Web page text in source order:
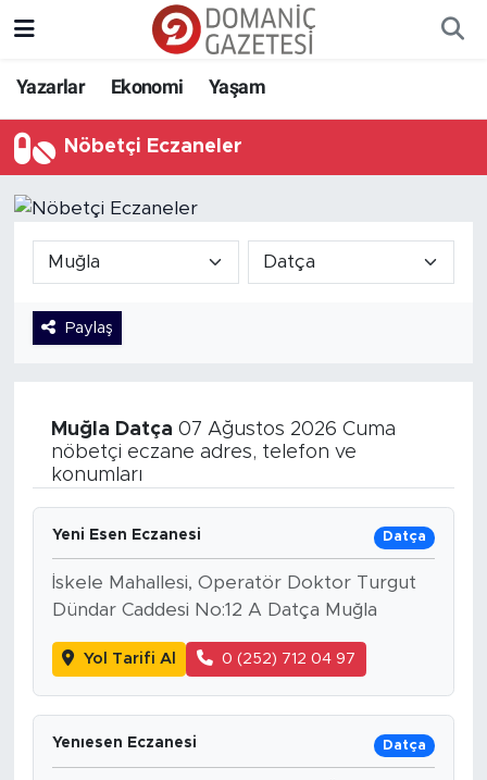
Yazarlar Ekonomi Yaşam
Nöbetçi Eczaneler
Paylaş
Muğla Datça 07 Ağustos 2026 Cuma
nöbetçi eczane adres, telefon ve
konumları
Yeni Esen Eczanesi Datça
İskele Mahallesi, Operatör Doktor Turgut
Dündar Caddesi No:12 A Datça Muğla
Yol Tarifi Al 0 (252) 712 04 97
Yenıesen Eczanesi Datça